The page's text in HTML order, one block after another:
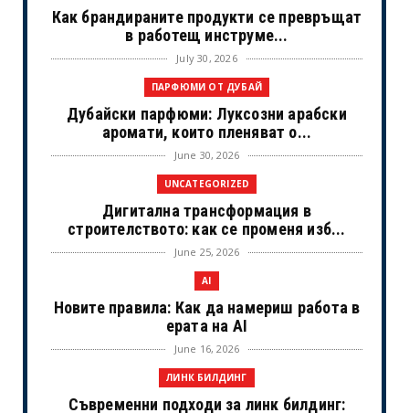
Как брандираните продукти се превръщат
в работещ инструме...
July 30, 2026
ПАРФЮМИ ОТ ДУБАЙ
Дубайски парфюми: Луксозни арабски
аромати, които пленяват о...
June 30, 2026
UNCATEGORIZED
Дигитална трансформация в
строителството: как се променя изб...
June 25, 2026
AI
Новите правила: Как да намериш работа в
ерата на AI
June 16, 2026
ЛИНК БИЛДИНГ
Съвременни подходи за линк билдинг: